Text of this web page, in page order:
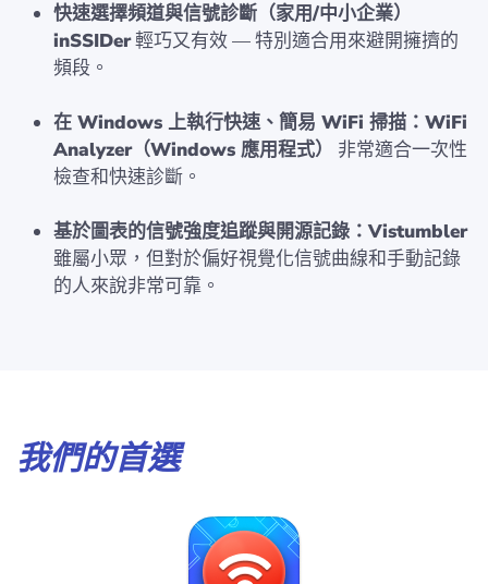
快速選擇頻道與信號診斷（家用/中小企業）
inSSIDer輕巧又有效 — 特別適合用來避開擁擠的
頻段。
在 Windows 上執行快速、簡易 WiFi 掃描：WiFi
Analyzer（Windows 應用程式）
非常適合一次性
檢查和快速診斷。
基於圖表的信號強度追蹤與開源記錄：Vistumbler
雖屬小眾，但對於偏好視覺化信號曲線和手動記錄
的人來說非常可靠。
我們的首選